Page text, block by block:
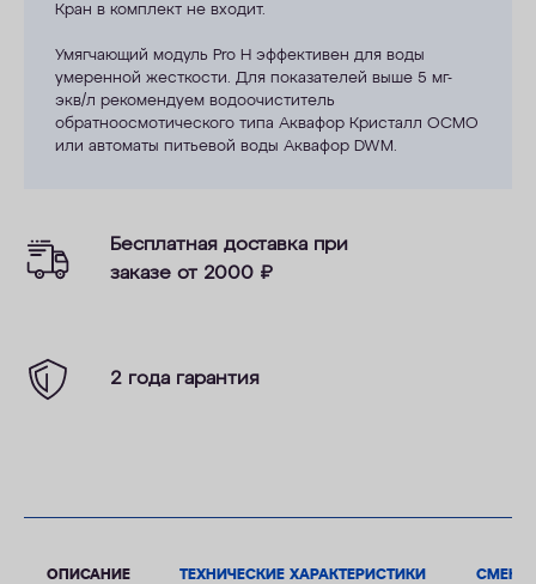
Кран в комплект не входит.
Умягчающий модуль Pro H эффективен для воды
умеренной жесткости. Для показателей выше 5 мг-
экв/л рекомендуем водоочиститель
обратноосмотического типа Аквафор Кристалл ОСМО
или автоматы питьевой воды Аквафор DWM.
Бесплатная доставка при
заказе от 2000 ₽
2 года гарантия
ОПИСАНИЕ ТЕХНИЧЕСКИЕ ХАРАКТЕРИСТИКИ